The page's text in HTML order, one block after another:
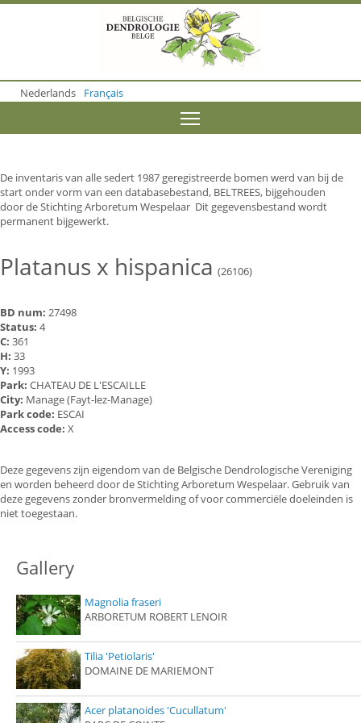
o
m
o
n
t
e
n
Nederlands Français
De inventaris van alle sedert 1987 geregistreerde bomen werd van bij de
start onder vorm van een databasebestand, BELTREES, bijgehouden
door de Stichting Arboretum Wespelaar Dit gegevensbestand wordt
permanent bijgewerkt.
Platanus x hispanica (26106)
BD num: 27498
Status: 4
C: 361
H: 33
Y: 1993
Park: CHATEAU DE L'ESCAILLE
City: Manage (Fayt-lez-Manage)
Park code: ESCAI
Access code: X
Deze gegevens zijn eigendom van de Belgische Dendrologische Vereniging
en worden beheerd door de Stichting Arboretum Wespelaar. Gebruik van
deze gegevens zonder bronvermelding of voor commerciële doeleinden is
niet toegestaan.
Gallery
Magnolia fraseri
ARBORETUM ROBERT LENOIR
Tilia 'Petiolaris'
DOMAINE DE MARIEMONT
Acer platanoides 'Cucullatum'